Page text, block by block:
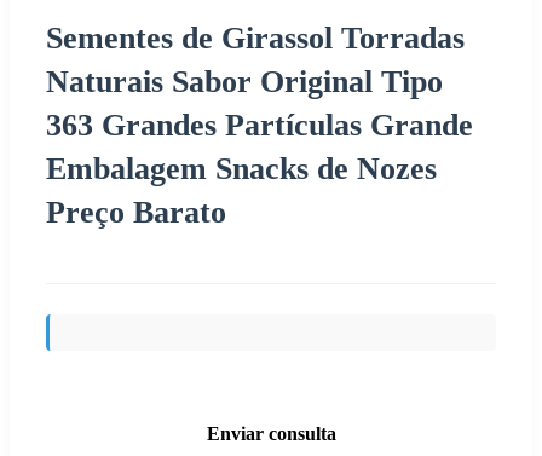
Sementes de Girassol Torradas
Naturais Sabor Original Tipo
363 Grandes Partículas Grande
Embalagem Snacks de Nozes
Preço Barato
Enviar consulta